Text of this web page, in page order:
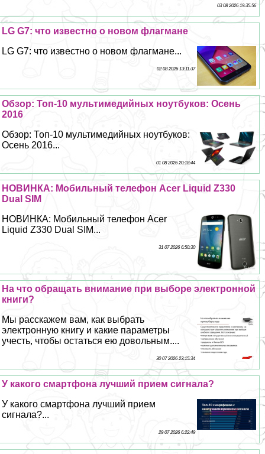
03 08 2026 19:35:56
LG G7: что известно о новом флагмане
LG G7: что известно о новом флагмане...
02 08 2026 13:11:37
Обзор: Топ-10 мультимедийных ноутбуков: Осень
2016
Обзор: Топ-10 мультимедийных ноутбуков:
Осень 2016...
01 08 2026 20:18:44
НОВИНКА: Мобильный телефон Acer Liquid Z330
Dual SIM
НОВИНКА: Мобильный телефон Acer
Liquid Z330 Dual SIM...
31 07 2026 6:50:30
На что обращать внимание при выборе электронной
книги?
Мы расскажем вам, как выбрать
электронную книгу и какие параметры
учесть, чтобы остаться ею довольным....
30 07 2026 23:15:34
У какого смартфона лучший прием сигнала?
У какого смартфона лучший прием
сигнала?...
29 07 2026 6:22:49